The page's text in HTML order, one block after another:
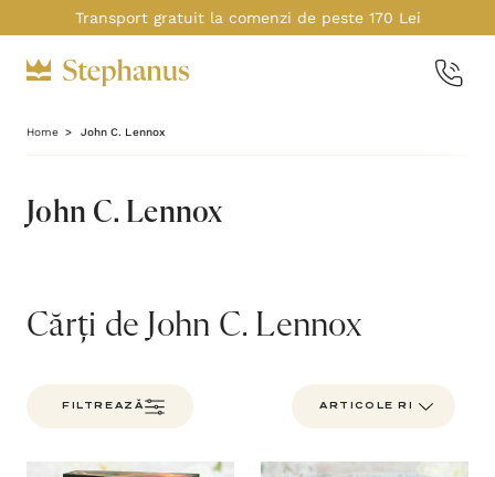
Transport gratuit la comenzi de peste 170 Lei
Home John C. Lennox
John C. Lennox
Cărți de John C. Lennox
FILTREAZĂ